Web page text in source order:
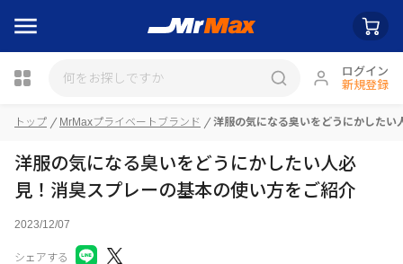
ログイン
新規登録
瓶詰
トップ MrMaxプライベートブランド 洋服の気になる臭いをどうにかしたい
洋服の気になる臭いをどうにかしたい人必
見！消臭スプレーの基本の使い方をご紹介
2023/12/07
シェアする